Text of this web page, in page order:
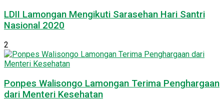
LDII Lamongan Mengikuti Sarasehan Hari Santri
Nasional 2020
2
Ponpes Walisongo Lamongan Terima Penghargaan
dari Menteri Kesehatan